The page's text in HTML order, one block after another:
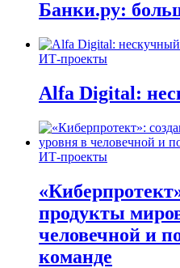
Банки.ру:
ИТ-проекты
Alfa Digital:
ИТ-проекты
продукты
человечной и
команде